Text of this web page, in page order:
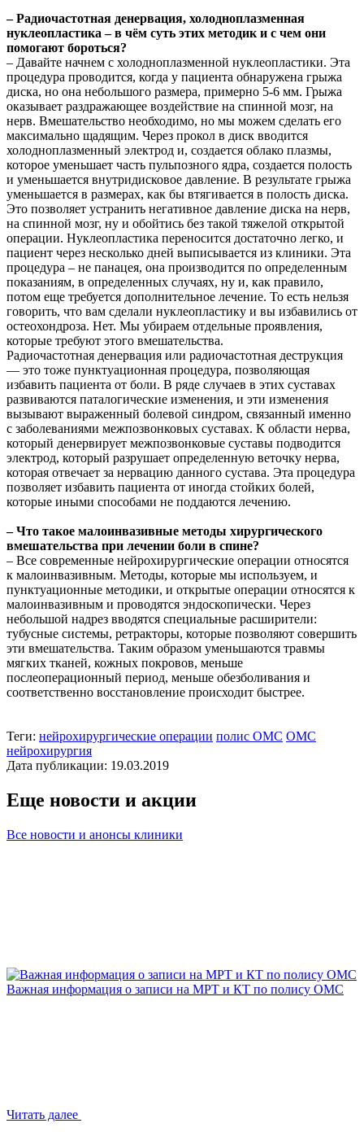
– Радиочастотная денервация, холодноплазменная
нуклеопластика – в чём суть этих методик и с чем они
помогают бороться?
– Давайте начнем с холодноплазменной нуклеопластики. Эта
процедура проводится, когда у пациента обнаружена грыжа
диска, но она небольшого размера, примерно 5-6 мм. Грыжа
оказывает раздражающее воздействие на спинной мозг, на
нерв. Вмешательство необходимо, но мы можем сделать его
максимально щадящим. Через прокол в диск вводится
холодноплазменный электрод и, создается облако плазмы,
которое уменьшает часть пульпозного ядра, создается полость
и уменьшается внутридисковое давление. В результате грыжа
уменьшается в размерах, как бы втягивается в полость диска.
Это позволяет устранить негативное давление диска на нерв,
на спинной мозг, ну и обойтись без такой тяжелой открытой
операции. Нуклеопластика переносится достаточно легко, и
пациент через несколько дней выписывается из клиники. Эта
процедура – не панацея, она производится по определенным
показаниям, в определенных случаях, ну и, как правило,
потом еще требуется дополнительное лечение. То есть нельзя
говорить, что вам сделали нуклеопластику и вы избавились от
остеохондроза. Нет. Мы убираем отдельные проявления,
которые требуют этого вмешательства.
Радиочастотная денервация или радиочастотная деструкция
— это тоже пунктуационная процедура, позволяющая
избавить пациента от боли. В ряде случаев в этих суставах
развиваются паталогические изменения, и эти изменения
вызывают выраженный болевой синдром, связанный именно
с заболеваниями межпозвонковых суставах. К области нерва,
который денервирует межпозвонковые суставы подводится
электрод, который разрушает определенную веточку нерва,
которая отвечает за нервацию данного сустава. Эта процедура
позволяет избавить пациента от иногда стойких болей,
которые иными способами не поддаются лечению.
– Что такое малоинвазивные методы хирургического
вмешательства при лечении боли в спине?
– Все современные нейрохирургические операции относятся
к малоинвазивным. Методы, которые мы используем, и
пунктуационные методики, и открытые операции относятся к
малоинвазивным и проводятся эндоскопически. Через
небольшой надрез вводятся специальные расширители:
тубусные системы, ретракторы, которые позволяют совершить
эти вмешательства. Таким образом уменьшаются травмы
мягких тканей, кожных покровов, меньше
послеоперационный период, меньше обезболивания и
соответственно восстановление происходит быстрее.
Теги: нейрохирургические операции полис ОМС ОМС
нейрохирургия
Дата публикации: 19.03.2019
Еще новости и акции
Все новости и анонсы клиники
Важная информация о записи на МРТ и КТ по полису ОМС
Читать далее